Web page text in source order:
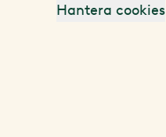
Hantera cookies